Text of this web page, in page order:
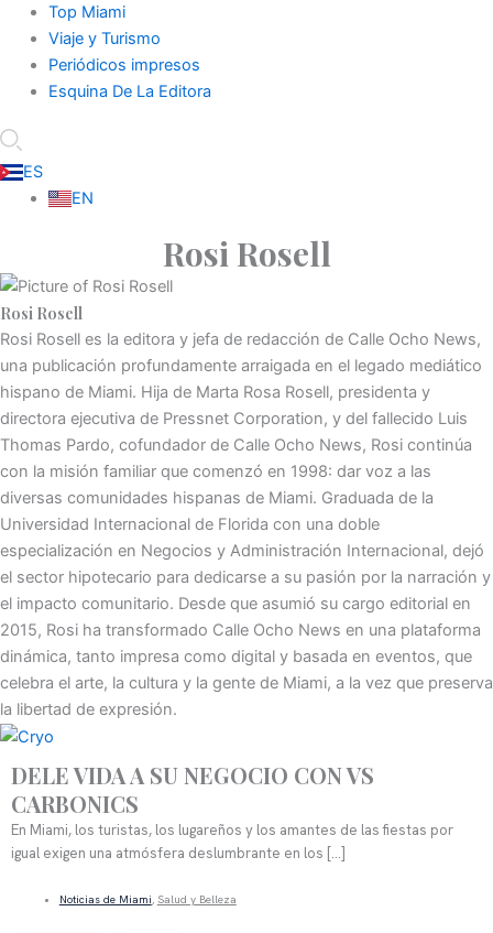
Top Miami
Viaje y Turismo
Periódicos impresos
Esquina De La Editora
ES
EN
Rosi Rosell
Rosi Rosell
Rosi Rosell es la editora y jefa de redacción de Calle Ocho News,
una publicación profundamente arraigada en el legado mediático
hispano de Miami. Hija de Marta Rosa Rosell, presidenta y
directora ejecutiva de Pressnet Corporation, y del fallecido Luis
Thomas Pardo, cofundador de Calle Ocho News, Rosi continúa
con la misión familiar que comenzó en 1998: dar voz a las
diversas comunidades hispanas de Miami. Graduada de la
Universidad Internacional de Florida con una doble
especialización en Negocios y Administración Internacional, dejó
el sector hipotecario para dedicarse a su pasión por la narración y
el impacto comunitario. Desde que asumió su cargo editorial en
2015, Rosi ha transformado Calle Ocho News en una plataforma
dinámica, tanto impresa como digital y basada en eventos, que
celebra el arte, la cultura y la gente de Miami, a la vez que preserva
la libertad de expresión.
Noticias de Miami, Salud y Belleza
DELE VIDA A SU NEGOCIO CON VS
CARBONICS
En Miami, los turistas, los lugareños y los amantes de las fiestas por
igual exigen una atmósfera deslumbrante en los […]